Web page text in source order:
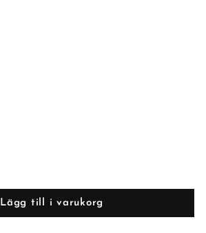
Lägg till i varukorg